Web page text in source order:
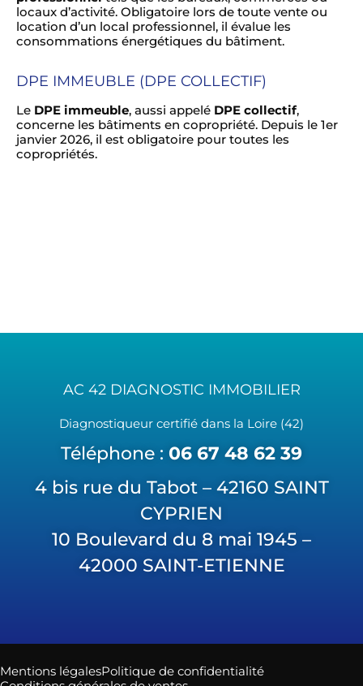
locaux d’activité. Obligatoire lors de toute vente ou
location d’un local professionnel, il évalue les
consommations énergétiques du bâtiment.
DPE IMMEUBLE (DPE COLLECTIF)
Le DPE immeuble, aussi appelé DPE collectif,
concerne les bâtiments en copropriété. Depuis le 1er
janvier 2026, il est obligatoire pour toutes les
copropriétés.
AC 42 DIAGNOSTIC IMMOBILIER
Diagnostiqueur certifié dans la Loire (42)
Téléphone : 06 67 48 62 39
4 bis rue du Tabot – 42160 SAINT
CYPRIEN
10 Boulevard du 8 mai 1945 –
42000 SAINT-ETIENNE
Mentions légalesPolitique de confidentialité